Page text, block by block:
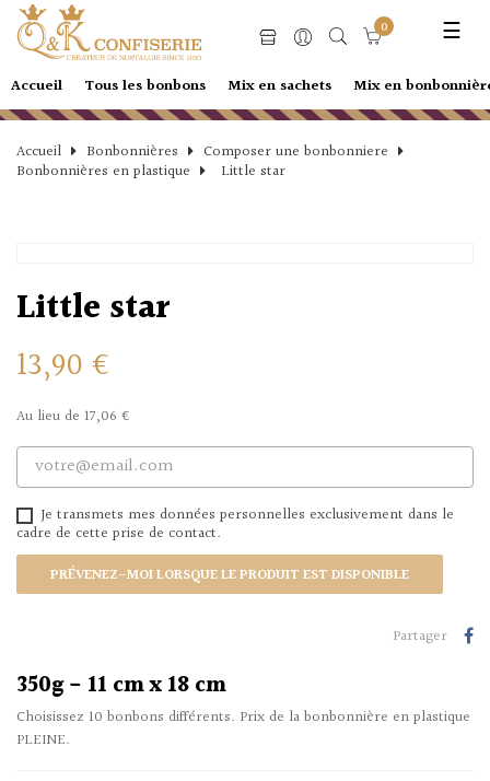
☰
0
Accueil Tous les bonbons Mix en sachets Mix en
Accueil Bonbonnières
Composer une bonbonniere
Bonbonnières en plastique
Little star
Little star
13,90 €
Au lieu de 17,06 €
Je transmets mes données personnelles exclusivement dans le
cadre de cette prise de contact.
PRÉVENEZ-MOI LORSQUE LE PRODUIT EST DISPONIBLE
Partager
350g - 11 cm x 18 cm
Choisissez 10 bonbons différents. Prix de la bonbonnière en plastique
PLEINE.